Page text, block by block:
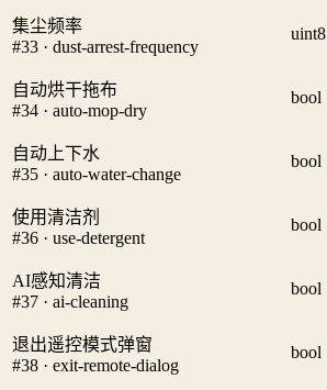
集尘频率
#33 · dust-arrest-frequency
uint8
自动烘干拖布
#34 · auto-mop-dry
bool
自动上下水
#35 · auto-water-change
bool
使用清洁剂
#36 · use-detergent
bool
AI感知清洁
#37 · ai-cleaning
bool
退出遥控模式弹窗
#38 · exit-remote-dialog
bool